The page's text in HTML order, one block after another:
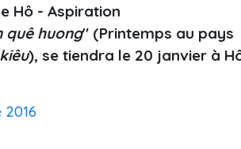
Hô - Aspiration
quê huong" (Printemps au pays
), se tiendra le 20 janvier à
2016